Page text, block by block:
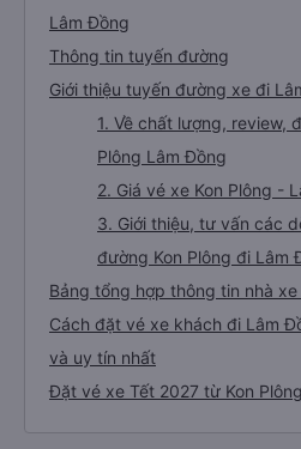
Lâm Đồng
Thông tin tuyến đường
Giới thiệu tuyến đường xe đi
1. Về chất lượng, review,
Plông Lâm Đồng
2. Giá vé xe Kon Plông -
3. Giới thiệu, tư vấn các
đường Kon Plông đi Lâm
Bảng tổng hợp thông tin nhà
Cách đặt vé xe khách đi Lâm
và uy tín nhất
Đặt vé xe Tết 2027 từ Kon